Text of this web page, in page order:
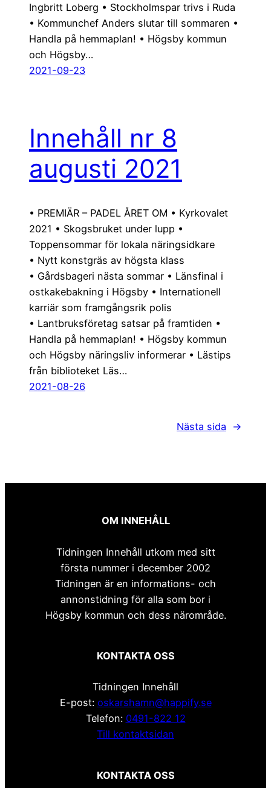
Ingbritt Loberg • Stockholmspar trivs i Ruda
• Kommunchef Anders slutar till sommaren •
Handla på hemmaplan! • Högsby kommun
och Högsby…
2021-09-23
Innehåll nr 8
augusti 2021
• PREMIÄR – PADEL ÅRET OM • Kyrkovalet
2021 • Skogsbruket under lupp •
Toppensommar för lokala näringsidkare
• Nytt konstgräs av högsta klass
• Gårdsbageri nästa sommar • Länsfinal i
ostkakebakning i Högsby • Internationell
karriär som framgångsrik polis
• Lantbruksföretag satsar på framtiden •
Handla på hemmaplan! • Högsby kommun
och Högsby näringsliv informerar • Lästips
från biblioteket Läs…
2021-08-26
Nästa sida →
OM INNEHÅLL
Tidningen Innehåll utkom med sitt
första nummer i december 2002
Tidningen är en informations- och
annonstidning för alla som bor i
Högsby kommun och dess närområde.
KONTAKTA OSS
Tidningen Innehåll
E-post: oskarshamn@happify.se
Telefon: 0491-822 12
Till kontaktsidan
KONTAKTA OSS